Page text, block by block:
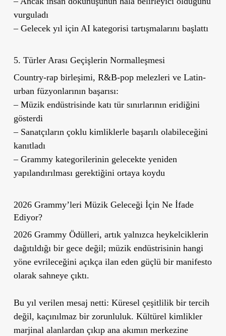
vurguladı
– Gelecek yıl için AI kategorisi tartışmalarını başlattı
5. Türler Arası Geçişlerin Normalleşmesi
Country-rap birleşimi, R&B-pop melezleri ve Latin-
urban füzyonlarının başarısı:
– Müzik endüstrisinde katı tür sınırlarının eridiğini
gösterdi
– Sanatçıların çoklu kimliklerle başarılı olabileceğini
kanıtladı
– Grammy kategorilerinin gelecekte yeniden
yapılandırılması gerektiğini ortaya koydu
2026 Grammy’leri Müzik Geleceği İçin Ne İfade
Ediyor?
2026 Grammy Ödülleri, artık yalnızca heykelciklerin
dağıtıldığı bir gece değil; müzik endüstrisinin hangi
yöne evrileceğini açıkça ilan eden güçlü bir manifesto
olarak sahneye çıktı.
Bu yıl verilen mesaj netti: Küresel çeşitlilik bir tercih
değil, kaçınılmaz bir zorunluluk. Kültürel kimlikler
marjinal alanlardan çıkıp ana akımın merkezine